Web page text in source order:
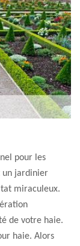
pour les
un jardinier
miraculeux.
de votre haie.
haie. Alors